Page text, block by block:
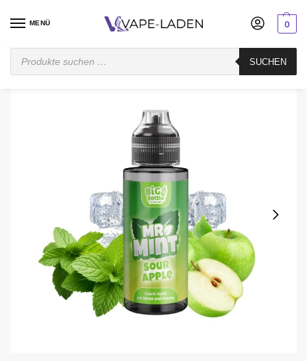
MENÜ
SUCHEN
0
Startseite / Mischen / Big Bottle Sour Apple Mint Aroma Longfill